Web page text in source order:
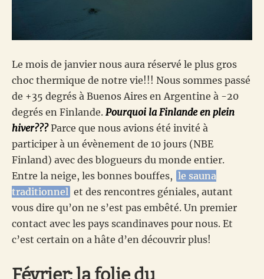
Le mois de janvier nous aura réservé le plus gros
choc thermique de notre vie!!! Nous sommes passé
de +35 degrés à Buenos Aires en Argentine à -20
degrés en Finlande. Pourquoi la Finlande en plein
hiver???Parce que nous avions été invité à
participer à un évènement de 10 jours (NBE
Finland) avec des blogueurs du monde entier.
Entre la neige, les bonnes bouffes, le sauna
traditionnel et des rencontres géniales, autant
vous dire qu’on ne s’est pas embêté. Un premier
contact avec les pays scandinaves pour nous. Et
c’est certain on a hâte d’en découvrir plus!